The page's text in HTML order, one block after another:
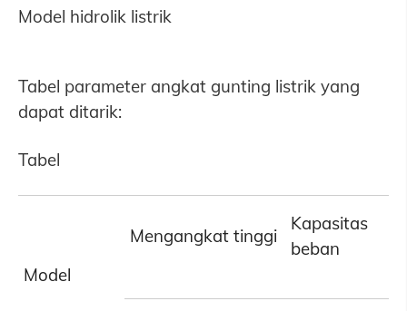
Model hidrolik listrik
Tabel parameter angkat gunting listrik yang
dapat ditarik:
Tabel
Model
Mengangkat tinggi
Kapasitas
beban